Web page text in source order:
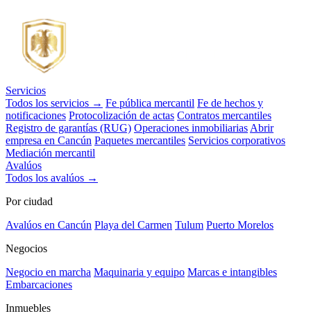
Servicios
Todos los servicios → Fe pública mercantil Fe de hechos y
notificaciones Protocolización de actas Contratos mercantiles
Registro de garantías (RUG) Operaciones inmobiliarias Abrir
empresa en Cancún Paquetes mercantiles Servicios corporativos
Mediación mercantil
Avalúos
Todos los avalúos →
Por ciudad
Avalúos en Cancún Playa del Carmen Tulum Puerto Morelos
Negocios
Negocio en marcha Maquinaria y equipo Marcas e intangibles
Embarcaciones
Inmuebles